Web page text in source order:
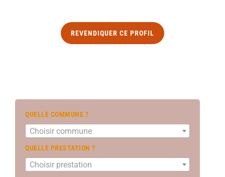
REVENDIQUER CE PROFIL
QUELLE COMMUNE ?
Choisir commune
QUELLE PRESTATION ?
Choisir prestation